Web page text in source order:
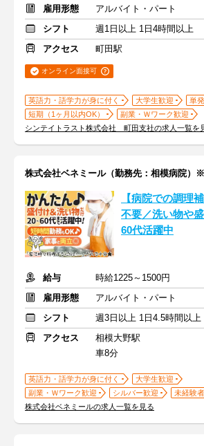
雇用形態
アルバイト・パート
シフト
週1日以上 1日4時間以上
アクセス
町田駅
オンライン面接可
英語力・語学力が身に付く 大学生歓迎
単
短期（1ヶ月以内OK）
副業・Ｗワーク歓迎
シンテイトラスト株式会社 町田支社の求人一覧を
株式会社ベネミール（勤務先：相模病院）
【病院での調理
不要／洗い物や
60代活躍中
給与
時給1225～1500円
雇用形態
アルバイト・パート
シフト
週3日以上 1日4.5時間以上
アクセス
相模大野駅
車8分
英語力・語学力が身に付く
大学生歓迎
副業・Ｗワーク歓迎
シルバー歓迎
未経験
株式会社ベネミールの求人一覧を見る